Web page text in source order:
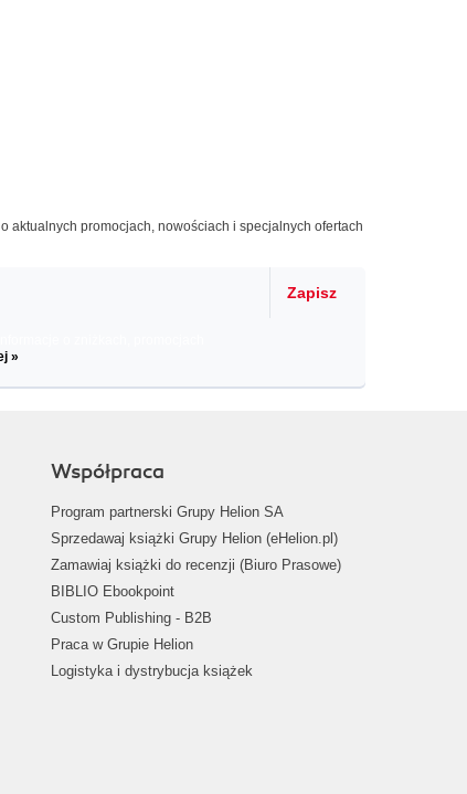
aktualnych promocjach, nowościach i specjalnych ofertach
Zapisz
»
Współpraca
Program partnerski Grupy Helion SA
Sprzedawaj książki Grupy Helion (eHelion.pl)
Zamawiaj książki do recenzji (Biuro Prasowe)
BIBLIO Ebookpoint
Custom Publishing - B2B
Praca w Grupie Helion
Logistyka i dystrybucja książek